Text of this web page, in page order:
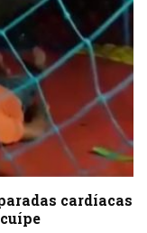
cardíacas